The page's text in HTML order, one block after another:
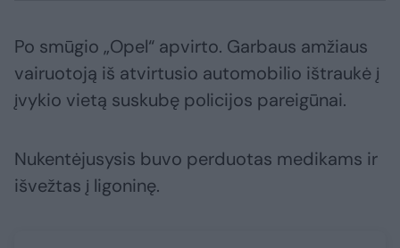
Po smūgio „Opel“ apvirto. Garbaus amžiaus
vairuotoją iš atvirtusio automobilio ištraukė į
įvykio vietą suskubę policijos pareigūnai.
Nukentėjusysis buvo perduotas medikams ir
išvežtas į ligoninę.